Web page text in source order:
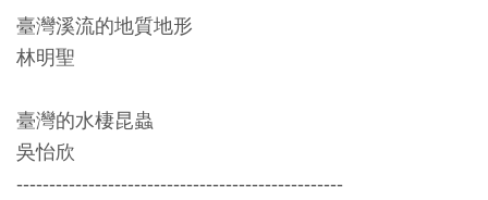
典
研
究
臺灣溪流的地質地形
林明聖
臺灣的水棲昆蟲
吳怡欣
--------------------------------------------------